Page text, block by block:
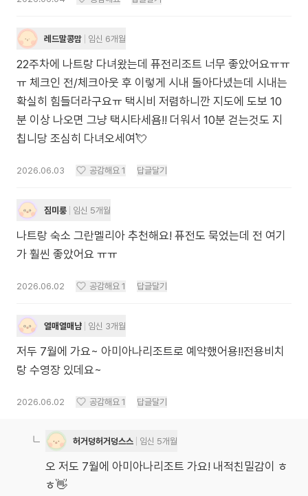
레드말콩맘 임신 6개월
22주차에 나트랑 다녀왔는데 퓨전리조트 너무 좋았어요ㅠㅠ
ㅠ 체크인 전/체크아웃 후 이렇게 시내 돌아다녔는데 시내는
확실히 힘들더라구요ㅠ 택시비 저렴하니깐 지도에 도보 10
분 이상 나오면 그냥 택시타세욤!! 더워서 10분 걷는것도 지
칩니당 조심히 다녀오세여💘
2026.06.03 공감해요 1 답글달기
짐미룽 임신 5개월
나트랑 숙소 그란멜리아 추천해요! 퓨전도 묵었는데 전 여기
가 훨씬 좋았어요 ㅠㅠ
2026.06.02 공감해요 1 답글달기
열매열매냠 임신 3개월
저두 7월에 가요~ 아미아나리조트로 예약했어용!!전용비치
랑 수영장 있데요~
2026.06.02 공감해요 1 답글달기
허거덩허거덩스스 임신 5개월
오 저도 7월에 아미아나리조트 가요! 내적친밀감이 ㅎ
ㅎ👋